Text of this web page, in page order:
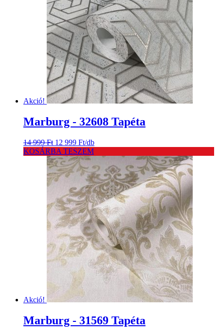
Akció!
Marburg - 32608 Tapéta
14 999Ft Original
price
was:
14
999 Ft.
12 999 FtCurrent
price
is:
12
999 Ft.
/db
KOSÁRBA TESZEM
Akció!
Marburg - 31569 Tapéta